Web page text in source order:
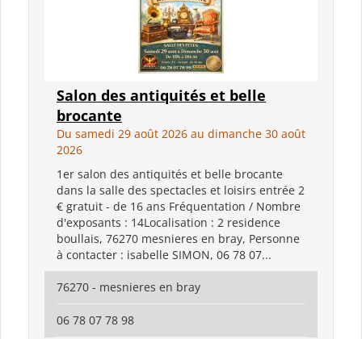
Salon des antiquités et belle
brocante
Du samedi 29 août 2026 au dimanche 30 août
2026
1er salon des antiquités et belle brocante
dans la salle des spectacles et loisirs entrée 2
€ gratuit - de 16 ans Fréquentation / Nombre
d'exposants : 14Localisation : 2 residence
boullais, 76270 mesnieres en bray, Personne
à contacter : isabelle SIMON, 06 78 07...
76270 - mesnieres en bray
06 78 07 78 98